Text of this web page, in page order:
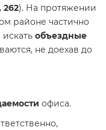
262). На протяжении
районе частично
объездные
не доехав до
офиса.